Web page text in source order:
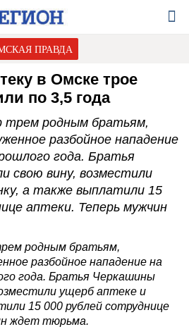
ПРАВДА
в Омске трое
по 3,5 года
трем родным братьям,
разбойное нападение
года. Братья
свою вину, возместили
а также выплатили 15
аптеки. Теперь мужчин
родным братьям,
разбойное нападение на
года. Братья Черкашины
ущерб аптеке и
15 000 рублей сотруднице
ждет тюрьма.